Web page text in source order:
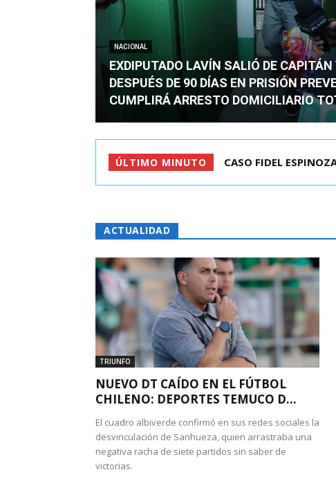
NACIONAL
EXDIPUTADO LAVÍN SALIÓ DE CAPITÁN
DESPUÉS DE 90 DÍAS EN PRISIÓN
CUMPLIRÁ ARRESTO DOMICILIARIO
ÚLTIMO MINUTO TC ADMITE A
ACTUALIDAD
TRIUNFO
NUEVO DT CAÍDO EN EL FÚTBOL
CHILENO: DEPORTES TEMUCO D...
El cuadro albiverde confirmó en sus redes sociales la
desvinculación de Sanhueza, quien arrastraba una
negativa racha de siete partidos sin saber de
victorias.